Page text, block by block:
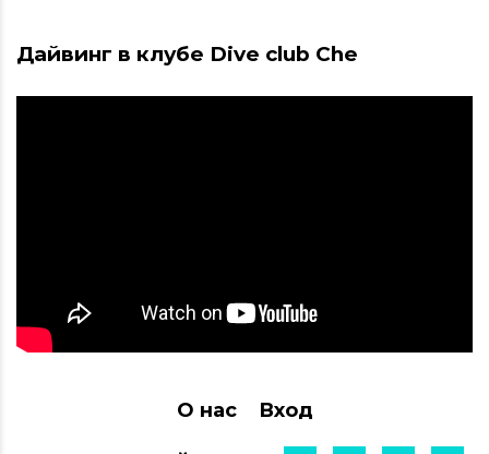
Дайвинг в клубе Dive club Che
О нас Вход